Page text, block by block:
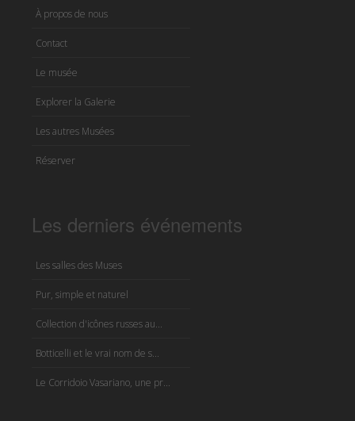
À propos de nous
Contact
Le musée
Explorer la Galerie
Les autres Musées
Réserver
Les derniers événements
Les salles des Muses
Pur, simple et naturel
Collection d'icônes russes au...
Botticelli et le vrai nom de s...
Le Corridoio Vasariano, une pr...